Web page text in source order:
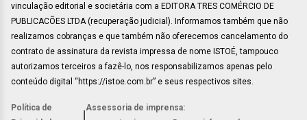
vinculação editorial e societária com a EDITORA TRES COMÉRCIO DE
PUBLICACÕES LTDA (recuperação judicial). Informamos também que não
realizamos cobranças e que também não oferecemos cancelamento do
contrato de assinatura da revista impressa de nome ISTOÉ, tampouco
autorizamos terceiros a fazê-lo, nos responsabilizamos apenas pelo
conteúdo digital “https://istoe.com.br” e seus respectivos sites.
Política de
Assessoria de imprensa: